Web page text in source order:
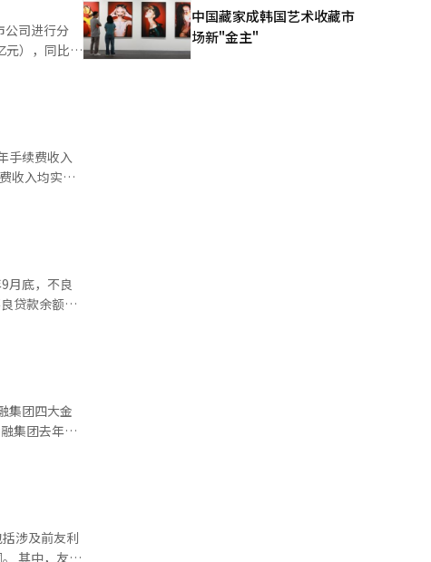
。 首尔
间的银条
热是黄金投
据为准，
过2万个账
去年2月13
Fear of
放缓的预期
的“含金
。 美国
常以一钱
24K黄金的
是直系亲属
常生活中实
公司进行分
元），同比增
家增至
的9.85%。
购
7000亿韩
6866亿韩
企业。 【图片提供 Gettyimagesbank】
手续费收入
收入均实现
韩元，减少
同比大幅增
月底，不良
；友
升2.1个百分
个百分
2022年4月
征关税，特
剧经济不确
集团四大金
润突破5万
行来看，
万亿韩
涉及前友利
中国藏家成韩国艺术收藏市
场新"金主"